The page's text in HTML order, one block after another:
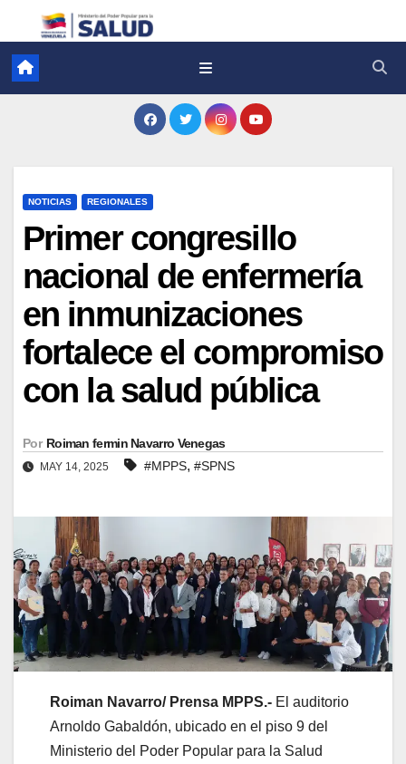
NOTICIAS REGIONALES
Primer congresillo
nacional de enfermería
en inmunizaciones
fortalece el compromiso
con la salud pública
Por Roiman fermin Navarro Venegas
MAY 14, 2025 #MPPS, #SPNS
Roiman Navarro/ Prensa MPPS.- El auditorio
Arnoldo Gabaldón, ubicado en el piso 9 del
Ministerio del Poder Popular para la Salud